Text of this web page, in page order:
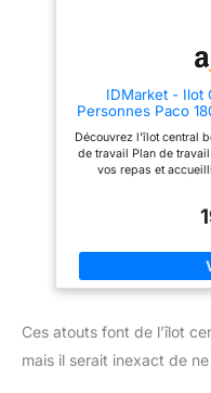
IDMarket - Ilot
Personnes Paco
Découvrez l'îlot central
de travail Plan de
vos repas et
- Plateau épaisseur 3
Ces atouts font de l’îlot
mais il serait inexact de